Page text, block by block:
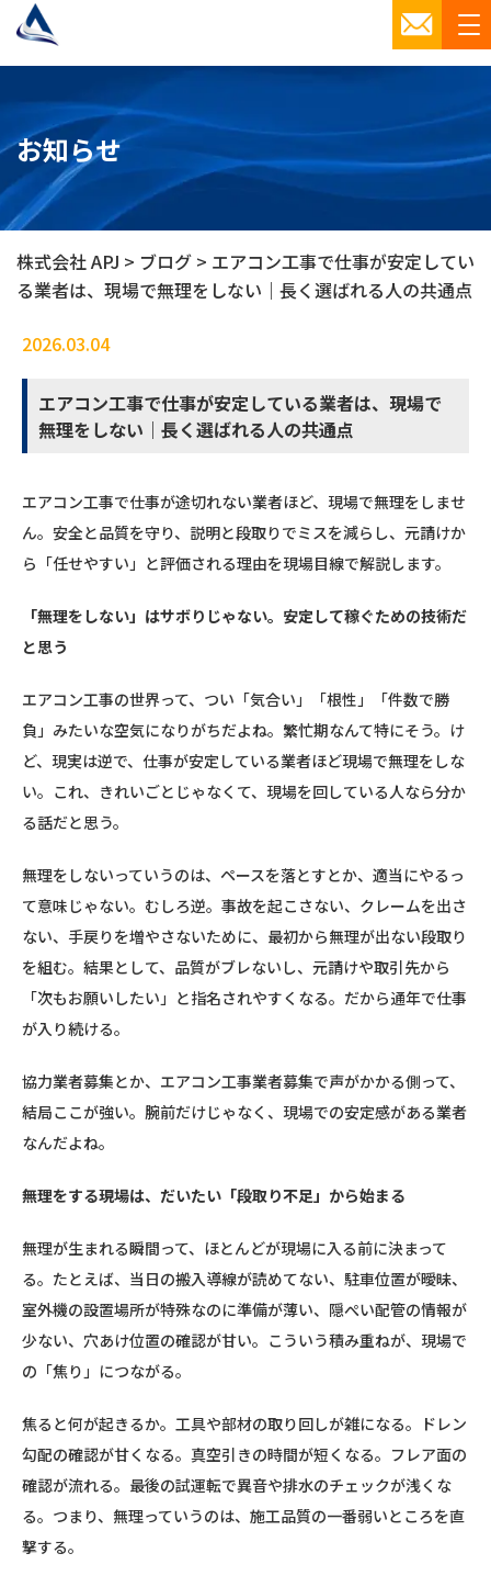
お知らせ
株式会社 APJ > ブログ > エアコン工事で仕事が安定してい
る業者は、現場で無理をしない｜長く選ばれる人の共通点
2026.03.04
エアコン工事で仕事が安定している業者は、現場で
無理をしない｜長く選ばれる人の共通点
エアコン工事で仕事が途切れない業者ほど、現場で無理をしませ
ん。安全と品質を守り、説明と段取りでミスを減らし、元請けか
ら「任せやすい」と評価される理由を現場目線で解説します。
「無理をしない」はサボりじゃない。安定して稼ぐための技術だ
と思う
エアコン工事の世界って、つい「気合い」「根性」「件数で勝
負」みたいな空気になりがちだよね。繁忙期なんて特にそう。け
ど、現実は逆で、仕事が安定している業者ほど現場で無理をしな
い。これ、きれいごとじゃなくて、現場を回している人なら分か
る話だと思う。
無理をしないっていうのは、ペースを落とすとか、適当にやるっ
て意味じゃない。むしろ逆。事故を起こさない、クレームを出さ
ない、手戻りを増やさないために、最初から無理が出ない段取り
を組む。結果として、品質がブレないし、元請けや取引先から
「次もお願いしたい」と指名されやすくなる。だから通年で仕事
が入り続ける。
協力業者募集とか、エアコン工事業者募集で声がかかる側って、
結局ここが強い。腕前だけじゃなく、現場での安定感がある業者
なんだよね。
無理をする現場は、だいたい「段取り不足」から始まる
無理が生まれる瞬間って、ほとんどが現場に入る前に決まって
る。たとえば、当日の搬入導線が読めてない、駐車位置が曖昧、
室外機の設置場所が特殊なのに準備が薄い、隠ぺい配管の情報が
少ない、穴あけ位置の確認が甘い。こういう積み重ねが、現場で
の「焦り」につながる。
焦ると何が起きるか。工具や部材の取り回しが雑になる。ドレン
勾配の確認が甘くなる。真空引きの時間が短くなる。フレア面の
確認が流れる。最後の試運転で異音や排水のチェックが浅くな
る。つまり、無理っていうのは、施工品質の一番弱いところを直
撃する。